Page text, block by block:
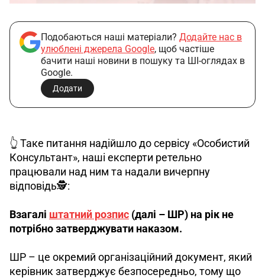
Подобаються наші матеріали? Додайте нас в
улюблені джерела Google, щоб частіше
бачити наші новини в пошуку та ШІ-оглядах в
Google.
Додати
👆 Таке питання надійшло до сервісу «Особистий
Консультант», наші експерти ретельно
працювали над ним та надали вичерпну
відповідь🕵️:
Взагалі штатний розпис (далі – ШР) на рік не
потрібно затверджувати наказом.
ШР – це окремий організаційний документ, який
керівник затверджує безпосередньо, тому що